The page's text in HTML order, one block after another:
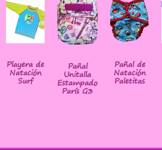
Playera de
Natación
Surf
Pañal
Unitalla
Estampado
París G3
Pañal de
Natación
Paletitas